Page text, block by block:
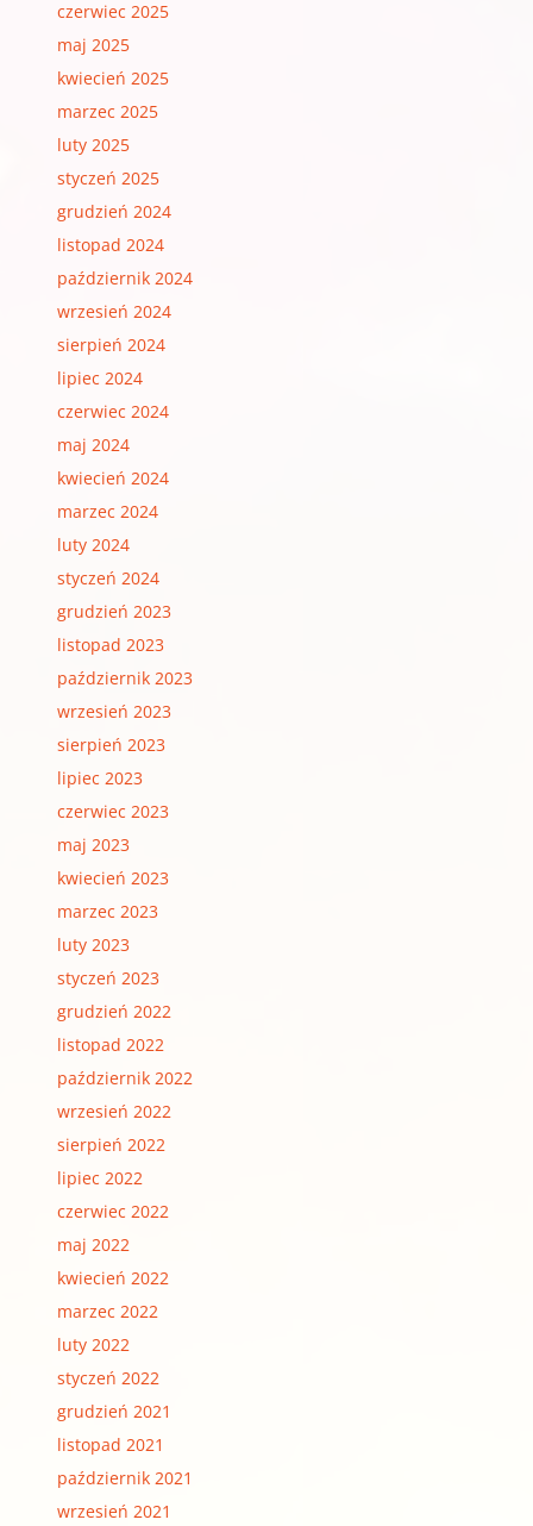
czerwiec 2025
maj 2025
kwiecień 2025
marzec 2025
luty 2025
styczeń 2025
grudzień 2024
listopad 2024
październik 2024
wrzesień 2024
sierpień 2024
lipiec 2024
czerwiec 2024
maj 2024
kwiecień 2024
marzec 2024
luty 2024
styczeń 2024
grudzień 2023
listopad 2023
październik 2023
wrzesień 2023
sierpień 2023
lipiec 2023
czerwiec 2023
maj 2023
kwiecień 2023
marzec 2023
luty 2023
styczeń 2023
grudzień 2022
listopad 2022
październik 2022
wrzesień 2022
sierpień 2022
lipiec 2022
czerwiec 2022
maj 2022
kwiecień 2022
marzec 2022
luty 2022
styczeń 2022
grudzień 2021
listopad 2021
październik 2021
wrzesień 2021